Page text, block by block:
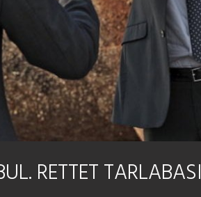
RETTET TARLABASI